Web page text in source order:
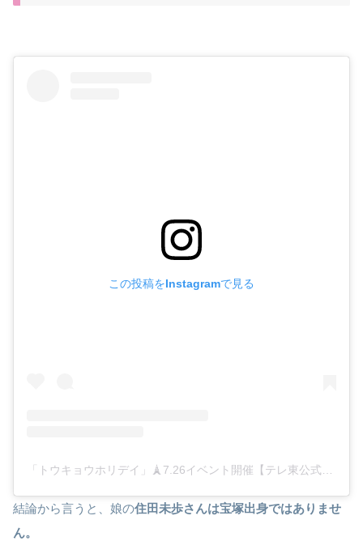
この投稿をInstagramで見る
結論から言うと、娘の住田未歩さんは宝塚出身ではありませ
ん。